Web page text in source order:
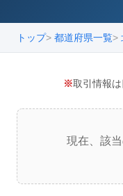
トップ 都道府県一覧
※取引情報は
現在、該